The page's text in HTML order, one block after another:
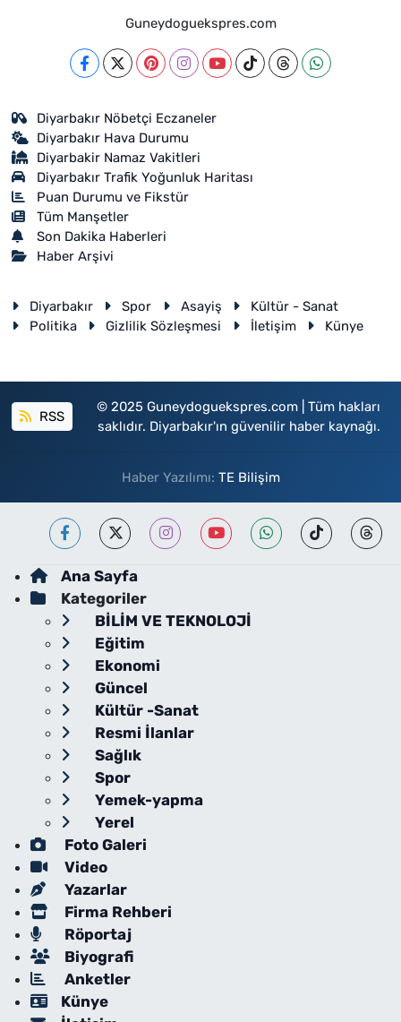
Guneydoguekspres.com
Diyarbakır Nöbetçi Eczaneler
Diyarbakır Hava Durumu
Diyarbakir Namaz Vakitleri
Diyarbakır Trafik Yoğunluk Haritası
Puan Durumu ve Fikstür
Tüm Manşetler
Son Dakika Haberleri
Haber Arşivi
Diyarbakır Spor Asayiş
Kültür - Sanat
Politika
Gizlilik Sözleşmesi İletişim Künye
RSS
© 2025 Guneydoguekspres.com | Tüm hakları
saklıdır. Diyarbakır'ın güvenilir haber kaynağı.
Haber Yazılımı: TE Bilişim
Ana Sayfa
Kategoriler
BİLİM VE TEKNOLOJİ
Eğitim
Ekonomi
Güncel
Kültür -Sanat
Resmi İlanlar
Sağlık
Spor
Yemek-yapma
Yerel
Foto Galeri
Video
Yazarlar
Firma Rehberi
Röportaj
Biyografi
Anketler
Künye